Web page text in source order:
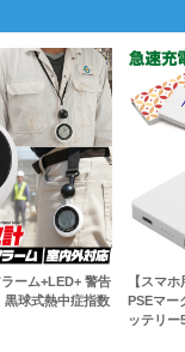
ーム+LED+ 警告
黒球式熱中症指数
【スマ
PSEマー
ッテリ